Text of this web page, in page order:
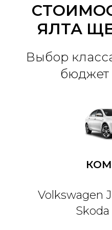
ЯЛТА
Выбор
бюджет
Volkswagen